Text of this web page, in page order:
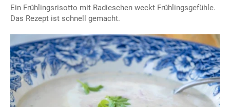
Ein Frühlingsrisotto mit Radieschen weckt Frühlingsgefühle.
Das Rezept ist schnell gemacht.